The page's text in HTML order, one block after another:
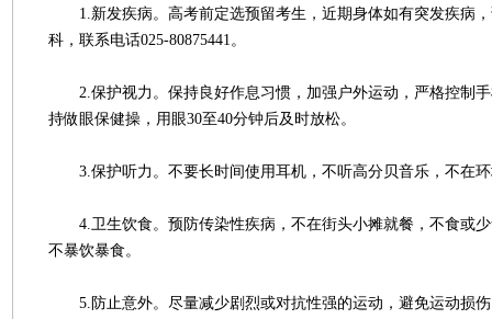
1.新发疾病。高考前定选预留考生，近期身体如有突发疾病，
科，联系电话025-80875441。
2.保护视力。保持良好作息习惯，加强户外运动，严格控制手
持做眼保健操，用眼30至40分钟后及时放松。
3.保护听力。不要长时间使用耳机，不听高分贝音乐，不在环
4.卫生饮食。预防传染性疾病，不在街头小摊就餐，不食或少
不暴饮暴食。
5.防止意外。尽量减少剧烈或对抗性强的运动，避免运动损伤